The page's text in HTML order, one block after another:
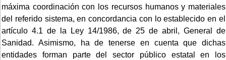
máxima coordinación con los recursos humanos y materiales
del referido sistema, en concordancia con lo establecido en el
artículo 4.1 de la Ley 14/1986, de 25 de abril, General de
Sanidad. Asimismo, ha de tenerse en cuenta que dichas
entidades forman parte del sector público estatal en los